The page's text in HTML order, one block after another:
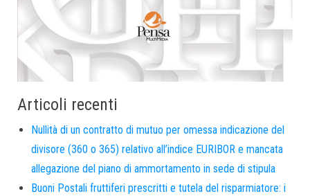
Articoli recenti
Nullità di un contratto di mutuo per omessa indicazione del
divisore (360 o 365) relativo all’indice EURIBOR e mancata
allegazione del piano di ammortamento in sede di stipula
Buoni Postali fruttiferi prescritti e tutela del risparmiatore: i